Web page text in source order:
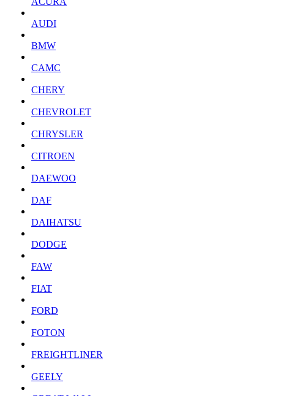
AUDI
BMW
CAMC
CHERY
CHEVROLET
CHRYSLER
CITROEN
DAEWOO
DAF
DAIHATSU
DODGE
FAW
FIAT
FORD
FOTON
FREIGHTLINER
GEELY